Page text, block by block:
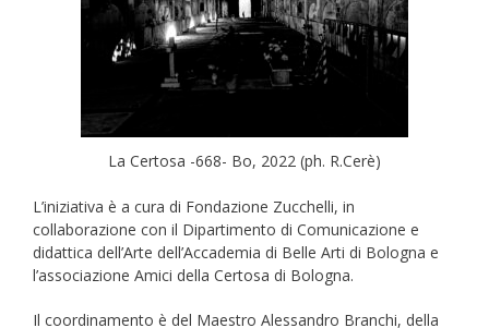
La Certosa -668- Bo, 2022 (ph. R.Cerè)
L’iniziativa è a cura di Fondazione Zucchelli, in
collaborazione con il Dipartimento di Comunicazione e
didattica dell’Arte dell’Accademia di Belle Arti di Bologna e
l’associazione Amici della Certosa di Bologna.
Il coordinamento è del Maestro Alessandro Branchi, della